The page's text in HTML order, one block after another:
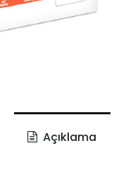
Açıklama